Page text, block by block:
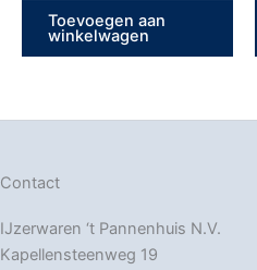
Toevoegen aan
winkelwagen
Contact
IJzerwaren ‘t Pannenhuis N.V.
Kapellensteenweg 19